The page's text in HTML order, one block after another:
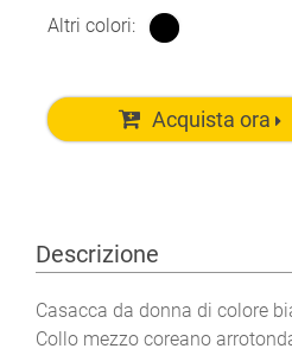
Altri colori:
Acquista ora
Descrizione
Casacca da donna di colore
Collo mezzo coreano